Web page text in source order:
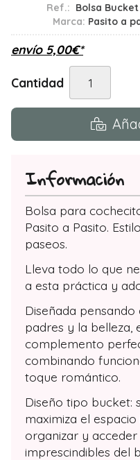
Ref.: Bolsa
Marca: Pasito a
envío 5,00€*
Cantidad
Información
Bolsa para
Pasito a Pasito.
paseos.
Lleva todo lo que
a esta práctica y
Diseñada
padres y la belleza,
complemento
combinando
toque romántico.
Diseño tipo bucket:
maximiza el
organizar y
imprescindibles del